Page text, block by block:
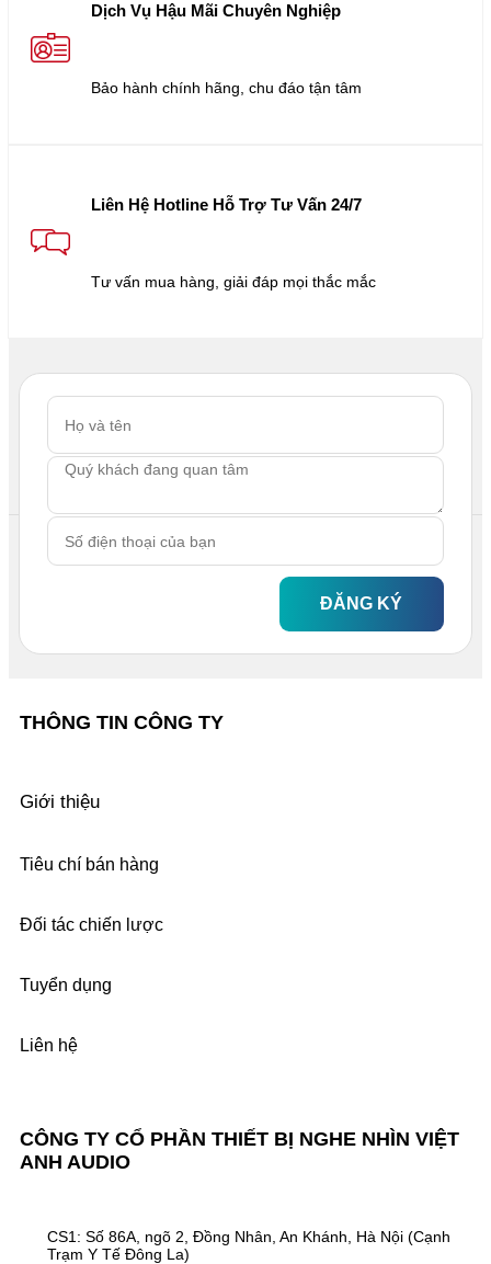
Dịch Vụ Hậu Mãi Chuyên Nghiệp
Bảo hành chính hãng, chu đáo tận tâm
Liên Hệ Hotline Hỗ Trợ Tư Vấn 24/7
Tư vấn mua hàng, giải đáp mọi thắc mắc
ĐĂNG KÝ
CÔNG TY CỔ PHẦN THIẾT BỊ NGHE NHÌN VIỆT
ANH AUDIO
CS1: Số 86A, ngõ 2, Đồng Nhân, An Khánh, Hà Nội (Cạnh
Trạm Y Tế Đông La)
THÔNG TIN CÔNG TY
Giới thiệu
Tiêu chí bán hàng
Đối tác chiến lược
Tuyển dụng
Liên hệ